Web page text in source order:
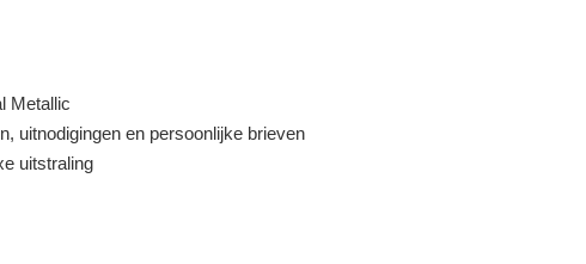
Metallic
uitnodigingen en persoonlijke brieven
uitstraling